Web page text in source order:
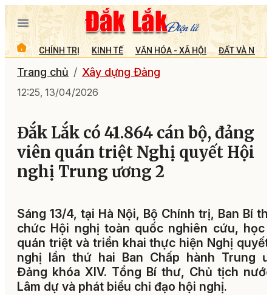
CHÍNH TRỊ KINH TẾ VĂN HÓA - XÃ HỘI ĐẤT VÀ
Trang chủ Xây dựng Đảng
12:25, 13/04/2026
Đắk Lắk có 41.864 cán bộ, đảng
viên quán triệt Nghị quyết Hội
nghị Trung ương 2
Sáng 13/4, tại Hà Nội, Bộ Chính trị, Ban Bí
chức Hội nghị toàn quốc nghiên cứu, học
quán triệt và triển khai thực hiện Nghị quyết
nghị lần thứ hai Ban Chấp hành Trung
Đảng khóa XIV. Tổng Bí thư, Chủ tịch
Lâm dự và phát biểu chỉ đạo hội nghị.